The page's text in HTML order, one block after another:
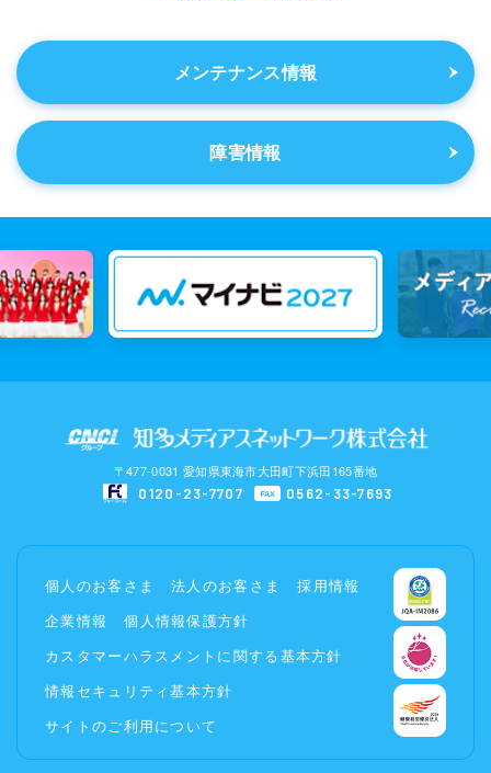
メンテナンス情報
障害情報
〒477-0031 愛知県東海市大田町下浜田165番地
0120-23-7707
FAX 0562-33-7693
個人のお客さま 法人のお客さま
採用情報
企業情報
個人情報保護方針
カスタマーハラスメントに関する基本方針
情報セキュリティ基本方針
サイトのご利用について